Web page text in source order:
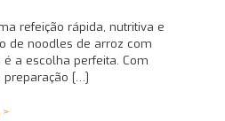
refeição rápida, nutritiva e
de noodles de arroz com
a escolha perfeita. Com
[…]